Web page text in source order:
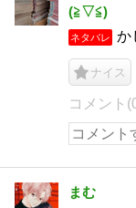
(⁠≧⁠▽⁠≦⁠)
ネタバレ
ナイス
コメント
まむ